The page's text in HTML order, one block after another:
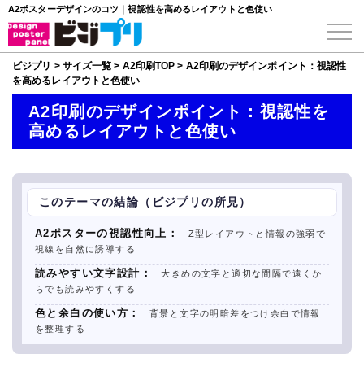
A2ポスターデザインのコツ｜視認性を高めるレイアウトと色使い
ビジプリ > サイズ一覧 > A2印刷TOP > A2印刷のデザインポイント：視認性
を高めるレイアウトと色使い
A2印刷のデザインポイント：視認性を
高めるレイアウトと色使い
このテーマの結論（ビジプリの所見）
A2ポスターの視認性向上：
Z型レイアウトと情報の強弱で
視線を自然に誘導する
読みやすい文字設計：
大きめの文字と適切な間隔で遠くか
らでも読みやすくする
色と余白の使い方：
背景と文字の明暗差をつけ余白で情報
を整理する